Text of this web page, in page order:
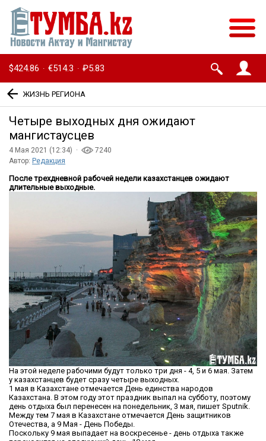
$424.86 · €514.3 · ₽5.83
ЖИЗНЬ РЕГИОНА
Четыре выходных дня ожидают
мангистаусцев
4 Мая 2021 (12:34) ·
7240
Автор: Редакция
После трехдневной рабочей недели казахстанцев ожидают
длительные выходные.
На этой неделе рабочими будут только три дня - 4, 5 и 6 мая. Затем
у казахстанцев будет сразу четыре выходных.
1 мая в Казахстане отмечается День единства народов
Казахстана. В этом году этот праздник выпал на субботу, поэтому
день отдыха был перенесен на понедельник, 3 мая, пишет Sputnik.
Между тем 7 мая в Казахстане отмечается День защитников
Отечества, а 9 Мая - День Победы.
Поскольку 9 мая выпадает на воскресенье - день отдыха также